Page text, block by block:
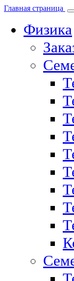
Главная страница
Физика